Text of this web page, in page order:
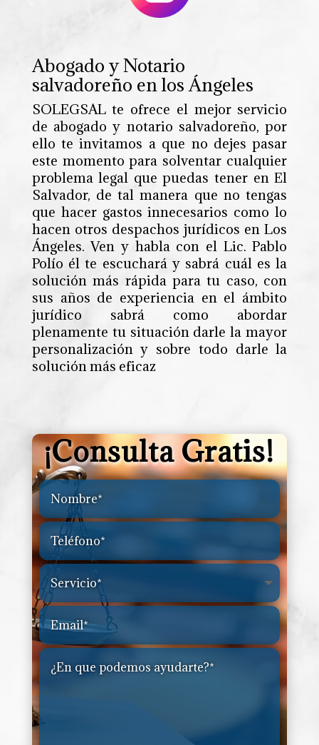
Abogado y Notario
salvadoreño en los Ángeles
SOLEGSAL te ofrece el mejor servicio
de abogado y notario salvadoreño, por
ello te invitamos a que no dejes pasar
este momento para solventar cualquier
problema legal que puedas tener en El
Salvador, de tal manera que no tengas
que hacer gastos innecesarios como lo
hacen otros despachos jurídicos en Los
Ángeles. Ven y habla con el Lic. Pablo
Polío él te escuchará y sabrá cuál es la
solución más rápida para tu caso, con
sus años de experiencia en el ámbito
jurídico sabrá como abordar
plenamente tu situación darle la mayor
personalización y sobre todo darle la
solución más eficaz
¡Consulta Gratis!